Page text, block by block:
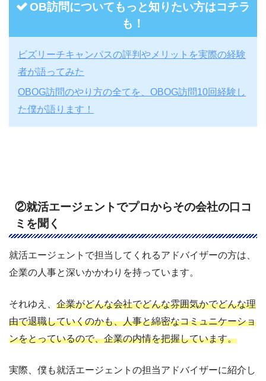
OB訪問についてもっと知りたい方はコチラ
も！
ビズリーチキャンパスの評判やメリットを実際の経験
者が語ってみた
OBOG訪問のやり方の全てを、OBOG訪問10回経験し
た僕が語ります！
②就活エージェントでプロからその会社の口コ
ミを聞く
就活エージェントで担当してくれるアドバイザーの方は、
企業の人事と深いかかわりを持っています。
それゆえ、 企業がどんな会社でどんな雰囲気かでどんな理
由で退職していくのかも、人事と綿密なコミュニケーショ
ンをとっているので、企業の内情を把握しています。
実際、僕も就活エージェントの担当アドバイザーに紹介し